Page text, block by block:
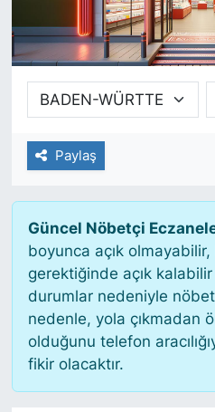
Paylaş
Güncel Nöbetçi
boyunca açık olmayabilir,
gerektiğinde açık
durumlar nedeniyle
nedenle, yola çıkmadan
olduğunu telefon
fikir olacaktır.
SİYASET
SAĞLIK